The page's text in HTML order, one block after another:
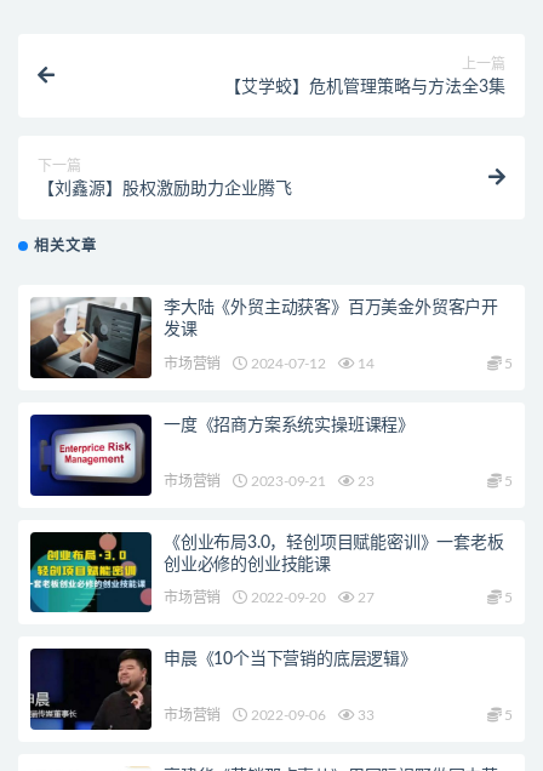
上一篇
【艾学蛟】危机管理策略与方法全3集
下一篇
【刘鑫源】股权激励助力企业腾飞
相关文章
李大陆《外贸主动获客》百万美金外贸客户开
发课
市场营销 2024-07-12 14 5
一度《招商方案系统实操班课程》
市场营销 2023-09-21 23 5
《创业布局3.0，轻创项目赋能密训》一套老板
创业必修的创业技能课
市场营销 2022-09-20 27 5
申晨《10个当下营销的底层逻辑》
市场营销 2022-09-06 33 5